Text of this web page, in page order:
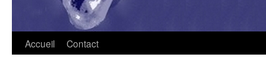
Accueil Contact